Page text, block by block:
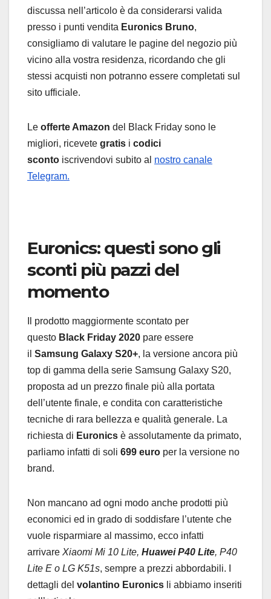
discussa nell’articolo è da considerarsi valida
presso i punti vendita Euronics Bruno,
consigliamo di valutare le pagine del negozio più
vicino alla vostra residenza, ricordando che gli
stessi acquisti non potranno essere completati sul
sito ufficiale.
Le offerte Amazon del Black Friday sono le
migliori, ricevete gratis i codici
sconto iscrivendovi subito al nostro canale
Telegram.
Euronics: questi sono gli
sconti più pazzi del
momento
Il prodotto maggiormente scontato per
questo Black Friday 2020 pare essere
il Samsung Galaxy S20+, la versione ancora più
top di gamma della serie Samsung Galaxy S20,
proposta ad un prezzo finale più alla portata
dell’utente finale, e condita con caratteristiche
tecniche di rara bellezza e qualità generale. La
richiesta di Euronics è assolutamente da primato,
parliamo infatti di soli 699 euro per la versione no
brand.
Non mancano ad ogni modo anche prodotti più
economici ed in grado di soddisfare l’utente che
vuole risparmiare al massimo, ecco infatti
arrivare Xiaomi Mi 10 Lite, Huawei P40 Lite, P40
Lite E o LG K51s, sempre a prezzi abbordabili. I
dettagli del volantino Euronics li abbiamo inseriti